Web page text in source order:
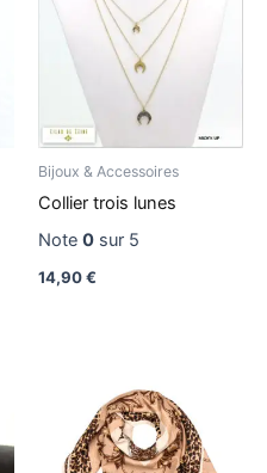
Bijoux & Accessoires
Collier trois lunes
Note 0sur 5
14,90€